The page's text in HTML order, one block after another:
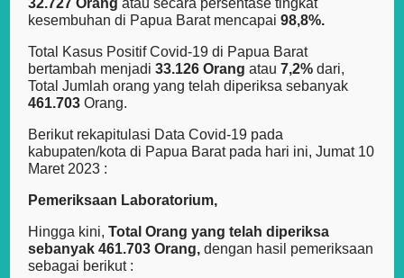
32.727 Orangatau secara persentase tingkat
kesembuhan di Papua Barat mencapai98,8%.
Total Kasus Positif Covid-19 di Papua Barat
bertambah menjadi33.126 Orangatau7,2% dari,
Total Jumlah orang yang telah diperiksa sebanyak
461.703Orang.
Berikut rekapitulasi Data Covid-19 pada
kabupaten/kota di Papua Barat pada hari ini, Jumat 10
Maret 2023 :
Pemeriksaan Laboratorium,
Hingga kini,Total Orang yang telah diperiksa
sebanyak 461.703 Orang,dengan hasil pemeriksaan
sebagai berikut :